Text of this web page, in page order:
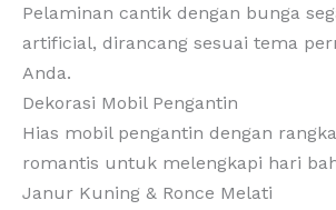
Pelaminan cantik dengan bunga
artificial, dirancang sesuai tema
Anda.
Dekorasi Mobil Pengantin
Hias mobil pengantin dengan
romantis untuk melengkapi hari
Janur Kuning & Ronce Melati